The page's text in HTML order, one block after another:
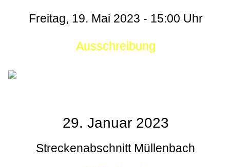
Freitag, 19. Mai 2023 - 15:00 Uhr
Ausschreibung
29. Januar 2023
Streckenabschnitt Müllenbach